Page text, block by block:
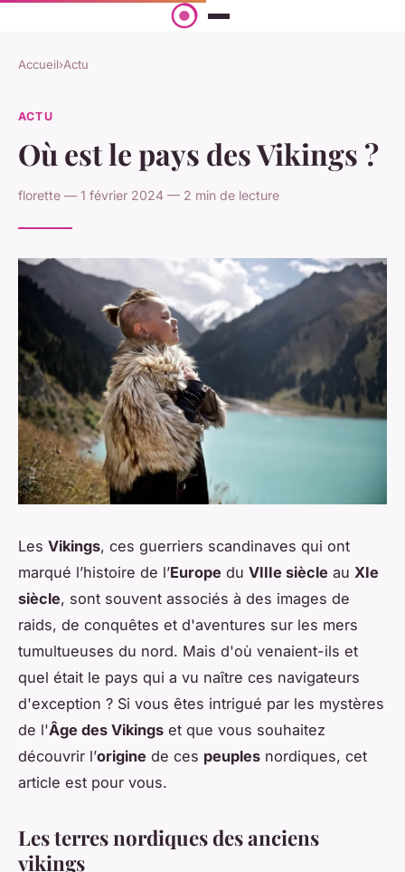
Accueil›Actu
ACTU
Où est le pays des Vikings ?
florette — 1 février 2024 — 2 min de lecture
Les Vikings, ces guerriers scandinaves qui ont
marqué l’histoire de l’Europe du VIIIe siècle au XIe
siècle, sont souvent associés à des images de
raids, de conquêtes et d'aventures sur les mers
tumultueuses du nord. Mais d'où venaient-ils et
quel était le pays qui a vu naître ces navigateurs
d'exception ? Si vous êtes intrigué par les mystères
de l'Âge des Vikings et que vous souhaitez
découvrir l’origine de ces peuples nordiques, cet
article est pour vous.
Les terres nordiques des anciens
vikings